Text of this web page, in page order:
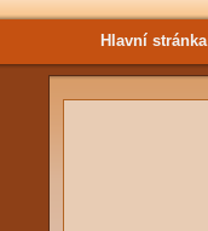
Hlavní stránka